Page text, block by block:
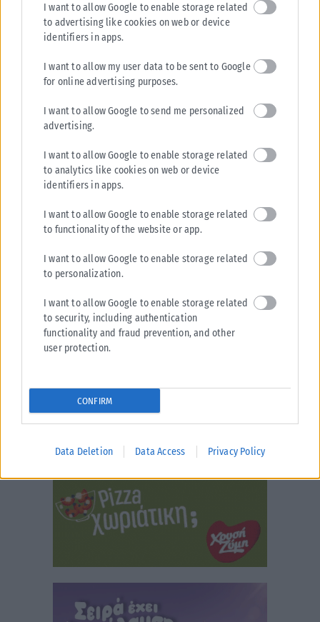
I want to allow Google to enable storage related
to advertising like cookies on web or device
identifiers in apps.
I want to allow my user data to be sent to Google
for online advertising purposes.
I want to allow Google to send me personalized
advertising.
I want to allow Google to enable storage related
to analytics like cookies on web or device
identifiers in apps.
I want to allow Google to enable storage related
to functionality of the website or app.
I want to allow Google to enable storage related
to personalization.
I want to allow Google to enable storage related
to security, including authentication
functionality and fraud prevention, and other
user protection.
CONFIRM
Data Deletion Data Access Privacy Policy
ΑΝΑΡΤΉΘΗΚΕ ΑΠΌ KARFITSANEWS 06/08/2026